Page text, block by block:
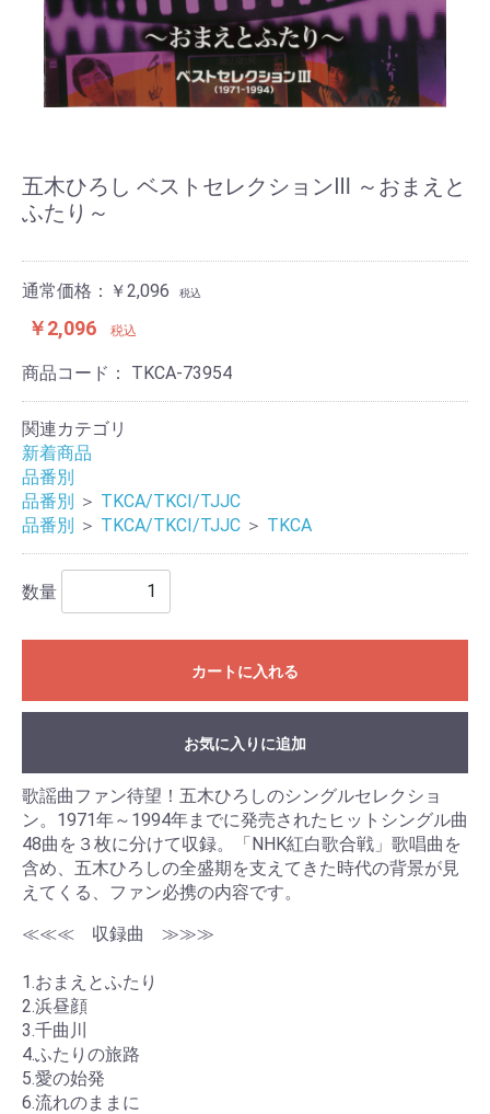
五木ひろし ベストセレクションⅢ ～おまえと
ふたり～
通常価格：￥2,096 税込
￥2,096 税込
商品コード： TKCA-73954
関連カテゴリ
新着商品
品番別
品番別 ＞ TKCA/TKCI/TJJC
品番別 ＞ TKCA/TKCI/TJJC ＞ TKCA
数量
カートに入れる
お気に入りに追加
歌謡曲ファン待望！五木ひろしのシングルセレクショ
ン。1971年～1994年までに発売されたヒットシングル曲
48曲を３枚に分けて収録。「NHK紅白歌合戦」歌唱曲を
含め、五木ひろしの全盛期を支えてきた時代の背景が見
えてくる、ファン必携の内容です。
≪≪≪ 収録曲 ≫≫≫
1.おまえとふたり
2.浜昼顔
3.千曲川
4.ふたりの旅路
5.愛の始発
6.流れのままに